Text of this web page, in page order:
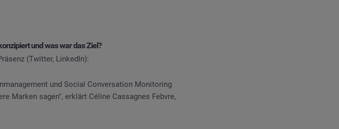
und was war das Ziel?
(Twitter, LinkedIn):
und Social Conversation Monitoring
Marken sagen", erklärt Céline Cassagnes Febvre,